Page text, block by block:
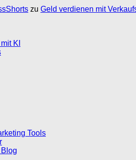
zu Geld verdienen mit
KI
Tools